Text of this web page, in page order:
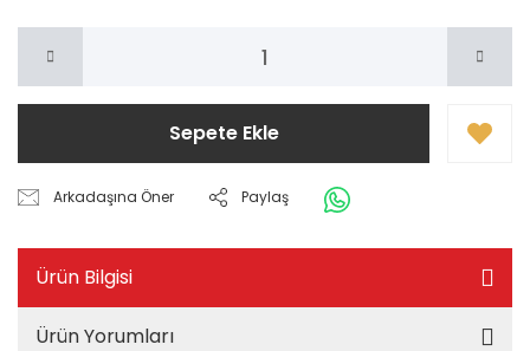
Sepete Ekle
Arkadaşına Öner Paylaş
Ürün Bilgisi
Ürün Yorumları